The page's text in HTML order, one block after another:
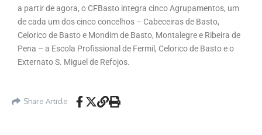
a partir de agora, o CFBasto integra cinco Agrupamentos, um
de cada um dos cinco concelhos – Cabeceiras de Basto,
Celorico de Basto e Mondim de Basto, Montalegre e Ribeira de
Pena – a Escola Profissional de Fermil, Celorico de Basto e o
Externato S. Miguel de Refojos.
Share Article